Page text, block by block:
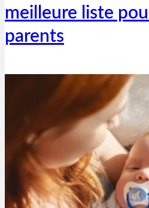
meilleure liste
parents